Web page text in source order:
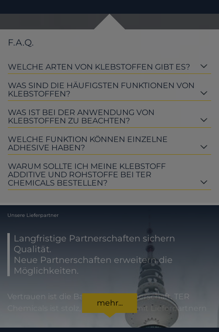
F.A.Q.
WELCHE ARTEN VON KLEBSTOFFEN GIBT ES?
WAS SIND DIE HÄUFIGSTEN FUNKTIONEN VON
KLEBSTOFFEN?
WAS IST BEI DER ANWENDUNG VON
KLEBSTOFFEN ZU BEACHTEN?
WELCHE FUNKTION KÖNNEN EINZELNE
ADHESIVE HABEN?
WARUM SOLLTE ICH MEINE KLEBSTOFF
ADDITIVE UND ROHSTOFFE BEI TER
CHEMICALS BESTELLEN?
Unsere Lieferpartner
Langfristige Partnerschaften sichern
Qualität.
Neue Partnerschaften erweitern die
Möglichkeiten.
Vertrauen ist die Basis jeder Partnerschaft. TER
Chemicals ist stolz, international mit Lieferpartnern
zusammenzuarbeiten, die für höchste
mehr...